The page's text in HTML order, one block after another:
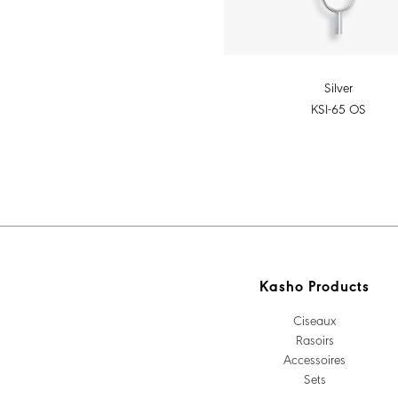
Silver
KSI-65 OS
Kasho Products
Ciseaux
Rasoirs
Accessoires
Sets